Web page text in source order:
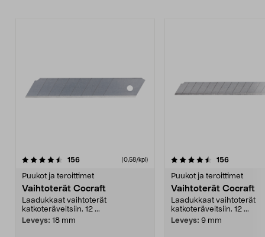
156arvostelut (0,58/kpl)
Puukot ja teroittimet
Vaihtoterät Cocraft
Laadukkaat vaihtoterät
katkoteräveitsiin. 12 ...
Leveys: 18 mm
4.5viidestä
156arvostelut
Puukot ja teroittimet
Vaihtoterät Cocraft
Laadukkaat vaihtoterät
katkoteräveitsiin. 12 ...
Leveys: 9 mm